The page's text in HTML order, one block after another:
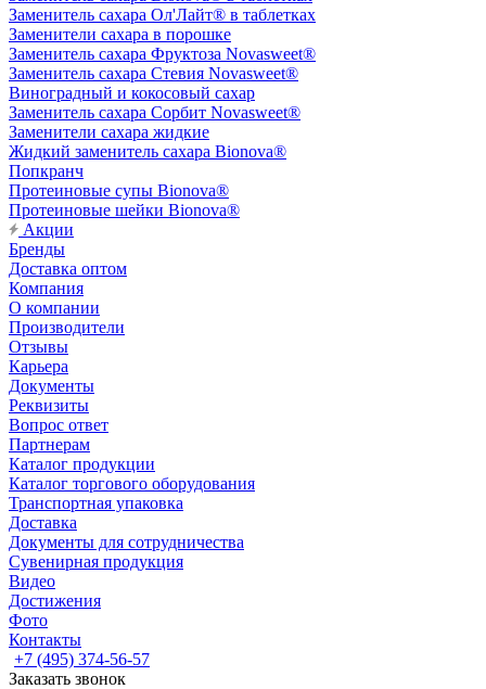
Заменитель сахара Ол'Лайт® в таблетках
Заменители сахара в порошке
Заменитель сахара Фруктоза Novasweet®
Заменитель сахара Стевия Novasweet®
Виноградный и кокосовый сахар
Заменитель сахара Сорбит Novasweet®
Заменители сахара жидкие
Жидкий заменитель сахара Bionova®
Попкранч
Протеиновые супы Bionova®
Протеиновые шейки Bionova®
Акции
Бренды
Доставка оптом
Компания
О компании
Производители
Отзывы
Карьера
Документы
Реквизиты
Вопрос ответ
Партнерам
Каталог продукции
Каталог торгового оборудования
Транспортная упаковка
Доставка
Документы для сотрудничества
Сувенирная продукция
Видео
Достижения
Фото
Контакты
+7 (495) 374-56-57
Заказать звонок